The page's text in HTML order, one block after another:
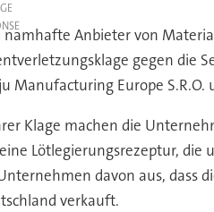
namhafte Anbieter von
gegen die
Manufacturing Europe
Klage machen die
Lötlegierungsrezeptur, die
davon aus, dass
verkauft.